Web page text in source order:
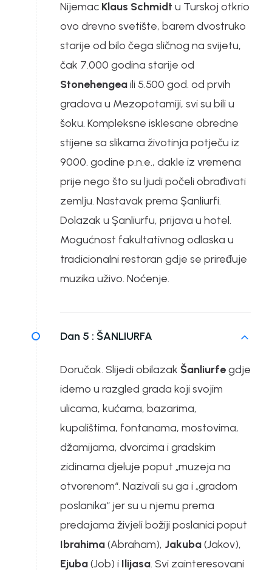
Nijemac Klaus Schmidt u Turskoj otkrio
ovo drevno svetište, barem dvostruko
starije od bilo čega sličnog na svijetu,
čak 7.000 godina starije od
Stonehengeaili 5.500 god. od prvih
gradova u Mezopotamiji, svi su bili u
šoku. Kompleksne isklesane obredne
stijene sa slikama životinja potječu iz
9000. godine p.n.e., dakle iz vremena
prije nego što su ljudi počeli obrađivati
zemlju. Nastavak prema Şanliurfi.
Dolazak u Şanliurfu, prijava u hotel.
Mogućnost fakultativnog odlaska u
tradicionalni restoran gdje se priređuje
muzika uživo. Noćenje.
Dan 5 : ŠANLIURFA
Doručak. Slijedi obilazak Šanliurfegdje
idemo u razgled grada koji svojim
ulicama, kućama, bazarima,
kupalištima, fontanama, mostovima,
džamijama, dvorcima i gradskim
zidinama djeluje poput „muzeja na
otvorenom“. Nazivali su ga i „gradom
poslanika“ jer su u njemu prema
predajama živjeli božiji poslanici poput
Ibrahima(Abraham), Jakuba(Jakov),
Ejuba(Job) i Ilijasa. Svi zainteresovani